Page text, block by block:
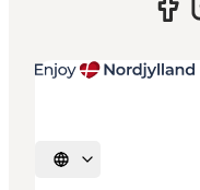
Vælg sprog